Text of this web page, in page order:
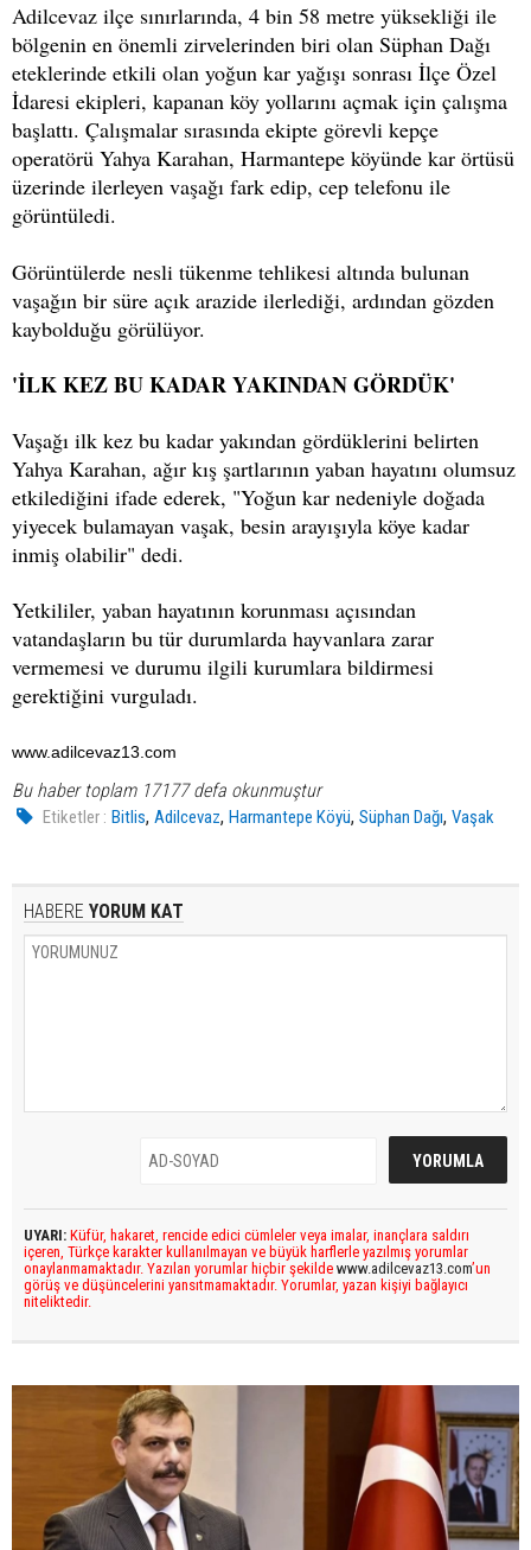
Adilcevaz ilçe sınırlarında, 4 bin 58 metre yüksekliği ile
bölgenin en önemli zirvelerinden biri olan Süphan Dağı
eteklerinde etkili olan yoğun kar yağışı sonrası İlçe Özel
İdaresi ekipleri, kapanan köy yollarını açmak için çalışma
başlattı. Çalışmalar sırasında ekipte görevli kepçe
operatörü Yahya Karahan, Harmantepe köyünde kar örtüsü
üzerinde ilerleyen vaşağı fark edip, cep telefonu ile
görüntüledi.
Görüntülerde nesli tükenme tehlikesi altında bulunan
vaşağın bir süre açık arazide ilerlediği, ardından gözden
kaybolduğu görülüyor.
'İLK KEZ BU KADAR YAKINDAN GÖRDÜK'
Vaşağı ilk kez bu kadar yakından gördüklerini belirten
Yahya Karahan, ağır kış şartlarının yaban hayatını olumsuz
etkilediğini ifade ederek, "Yoğun kar nedeniyle doğada
yiyecek bulamayan vaşak, besin arayışıyla köye kadar
inmiş olabilir" dedi.
Yetkililer, yaban hayatının korunması açısından
vatandaşların bu tür durumlarda hayvanlara zarar
vermemesi ve durumu ilgili kurumlara bildirmesi
gerektiğini vurguladı.
www.adilcevaz13.com
Bu haber toplam 17177 defa okunmuştur
Etiketler : Bitlis,Adilcevaz,Harmantepe Köyü,Süphan Dağı,Vaşak
HABERE YORUM KAT
UYARI: Küfür, hakaret, rencide edici cümleler veya imalar, inançlara saldırı
içeren, Türkçe karakter kullanılmayan ve büyük harflerle yazılmış yorumlar
onaylanmamaktadır. Yazılan yorumlar hiçbir şekilde www.adilcevaz13.com’un
görüş ve düşüncelerini yansıtmamaktadır. Yorumlar, yazan kişiyi bağlayıcı
niteliktedir.